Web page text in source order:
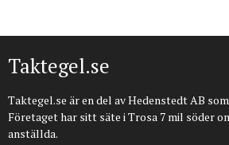
Taktegel.se
Taktegel.se är en del av Hedenstedt AB
Företaget har sitt säte i Trosa 7 mil söder
anställda.